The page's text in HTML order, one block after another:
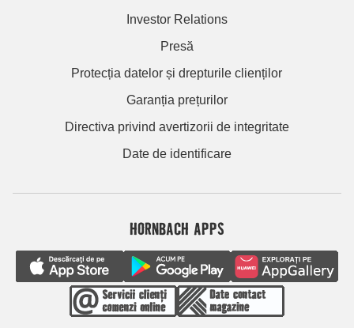
Investor Relations
Presă
Protecția datelor și drepturile clienților
Garanția prețurilor
Directiva privind avertizorii de integritate
Date de identificare
HORNBACH APPS